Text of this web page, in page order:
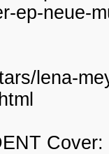
ep-neue-
lena-
Cover: